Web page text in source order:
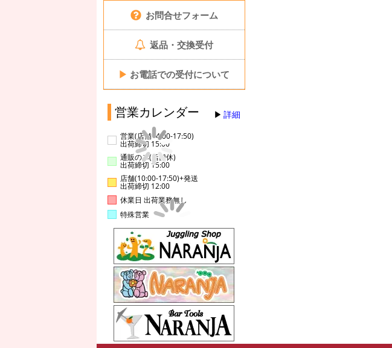
お問合せフォーム
返品・交換受付
▶ お電話での受付について
営業カレンダー 詳細
営業(店舗14:00-17:50)
出荷締切 15:00
通販のみ(店舗休)
出荷締切 15:00
店舗(10:00-17:50)+発送
出荷締切 12:00
休業日 出荷業務無し
特殊営業